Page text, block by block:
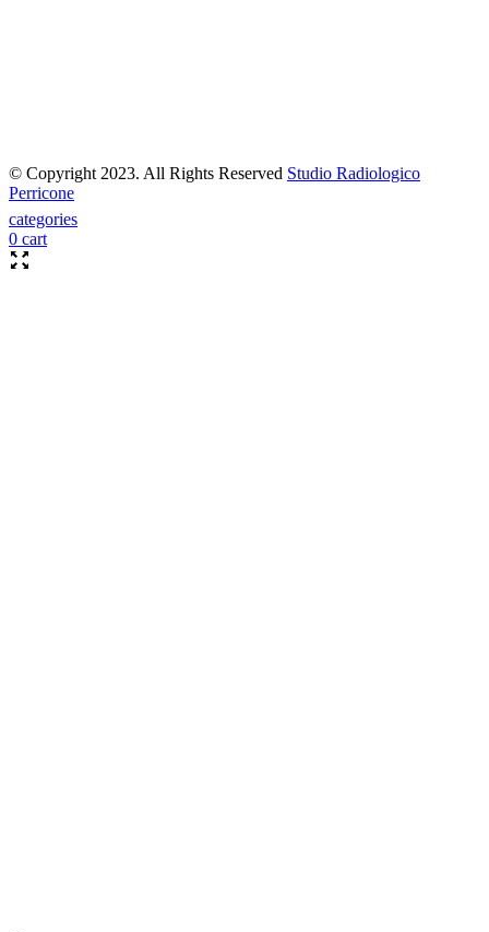
© Copyright 2023. All Rights Reserved Studio Radiologico
Perricone
categories
0 cart